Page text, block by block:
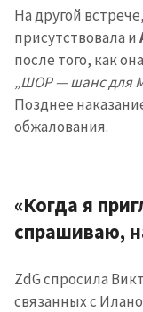
На другой
присутствовала и
после того, как она
„ШОР — шанс для
Позднее
обжалования.
«Когда я
спрашиваю,
ZdG спросила
связанных с